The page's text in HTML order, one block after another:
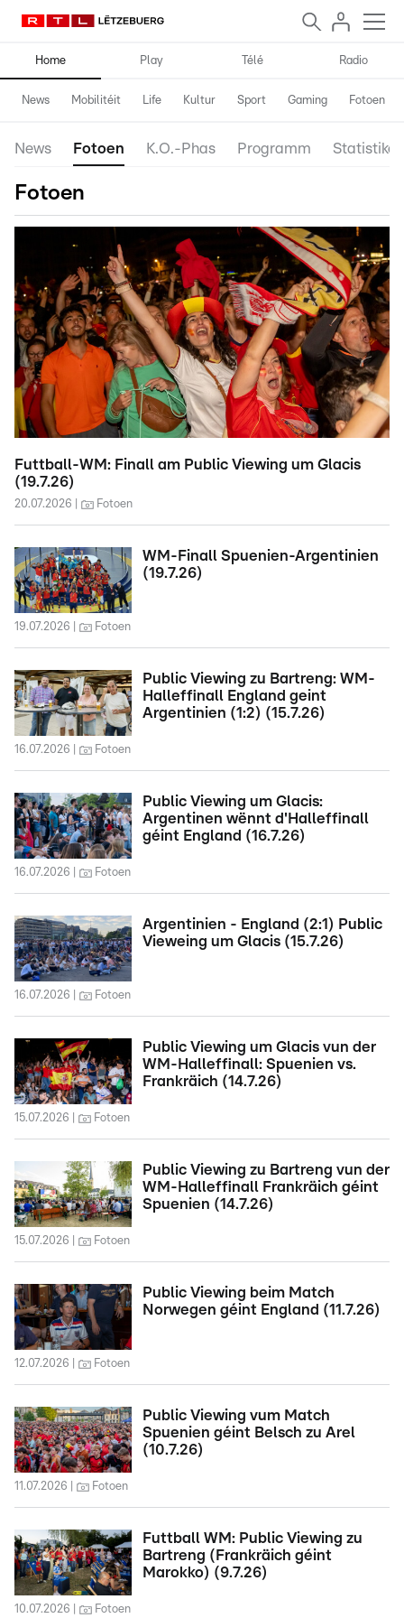
Home Play Télé Radio
News Mobilitéit Life Kultur Sport Gaming Fotoen
News Fotoen K.O.-Phas Programm Statistiken
Fotoen
Futtball-WM: Finall am Public Viewing um Glacis
(19.7.26)
20.07.2026 Fotoen
WM-Finall Spuenien-Argentinien
(19.7.26)
19.07.2026 Fotoen
Public Viewing zu Bartreng: WM-
Halleffinall England geint
Argentinien (1:2) (15.7.26)
16.07.2026 Fotoen
Public Viewing um Glacis:
Argentinen wënnt d'Halleffinall
géint England (16.7.26)
16.07.2026 Fotoen
Argentinien - England (2:1) Public
Vieweing um Glacis (15.7.26)
16.07.2026 Fotoen
Public Viewing um Glacis vun der
WM-Halleffinall: Spuenien vs.
Frankräich (14.7.26)
15.07.2026 Fotoen
Public Viewing zu Bartreng vun der
WM-Halleffinall Frankräich géint
Spuenien (14.7.26)
15.07.2026 Fotoen
Public Viewing beim Match
Norwegen géint England (11.7.26)
12.07.2026 Fotoen
Public Viewing vum Match
Spuenien géint Belsch zu Arel
(10.7.26)
11.07.2026 Fotoen
Futtball WM: Public Viewing zu
Bartreng (Frankräich géint
Marokko) (9.7.26)
10.07.2026 Fotoen